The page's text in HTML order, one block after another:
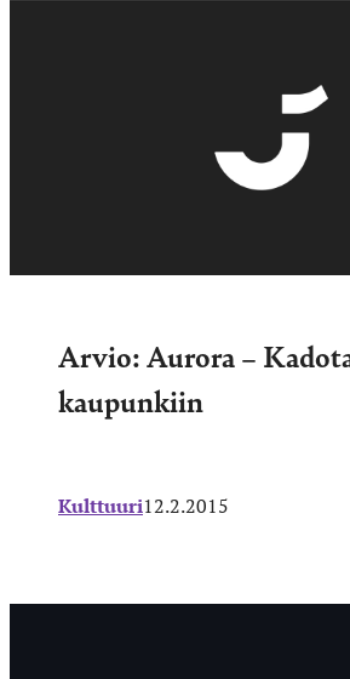
Arvio: Aurora –
kaupunkiin
Kulttuuri12.2.2015